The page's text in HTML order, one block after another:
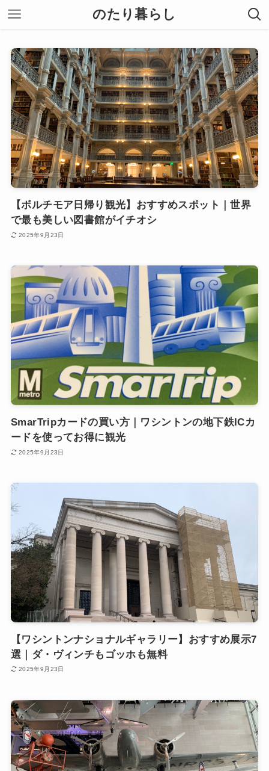
のたり暮らし
【ボルチモア日帰り観光】おすすめスポット｜世界
で最も美しい図書館がイチオシ
2025年9月23日
SmarTripカードの買い方｜ワシントンの地下鉄ICカ
ードを使ってお得に観光
2025年9月23日
【ワシントンナショナルギャラリー】おすすめ展示7
選｜ダ・ヴィンチもゴッホも無料
2025年9月23日